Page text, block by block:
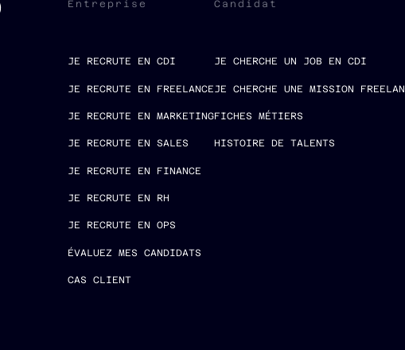
Entreprise
JE RECRUTE EN CDI
JE RECRUTE EN FREELANCE
JE RECRUTE EN MARKETING
JE RECRUTE EN SALES
JE RECRUTE EN FINANCE
JE RECRUTE EN RH
JE RECRUTE EN OPS
ÉVALUEZ MES CANDIDATS
CAS CLIENT
Candidat
JE CHERCHE UN JOB EN CDI
JE CHERCHE UNE MISSION
FICHES MÉTIERS
HISTOIRE DE TALENTS